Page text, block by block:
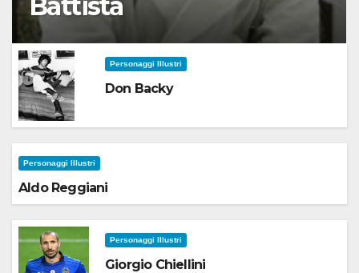
Personaggi Illustri
Don Backy
Personaggi Illustri
Aldo Reggiani
Personaggi Illustri
Giorgio Chiellini